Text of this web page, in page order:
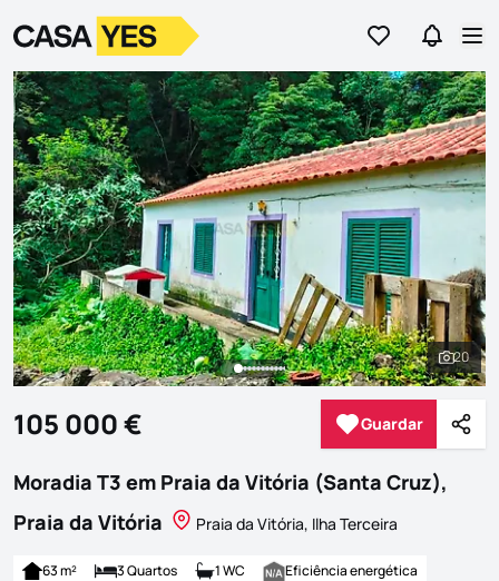
Ir para osIr para
LogoIr para a homepage
Ver
20
105 000 € Guardar
Guardar
Moradia T3 em Praia da Vitória (Santa Cruz),
Praia da Vitória
Praia da Vitória, Ilha Terceira
63 m² 3 Quartos 1 WC Eficiência energética